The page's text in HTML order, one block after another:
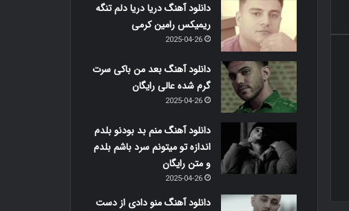
دانلود آهنگ دریا دریا دلم تنگه
ریمیکس رامین کرمی
2025-04-26
دانلود آهنگ بعد من باکی سرت
گرم شده عالی رایگان
2025-04-26
دانلود آهنگ منم بد بودنو بلدم
اندازه تو میتونم سرد باشم بلدم
و متن رایگان
2025-04-26
دانلود آهنگ منو دادی از دست